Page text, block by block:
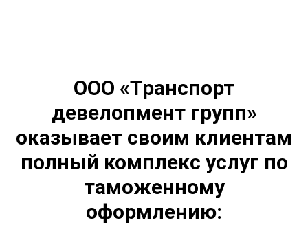
ООО «Транспорт
девелопмент групп»
оказывает своим клиентам
полный комплекс услуг по
таможенному
оформлению: